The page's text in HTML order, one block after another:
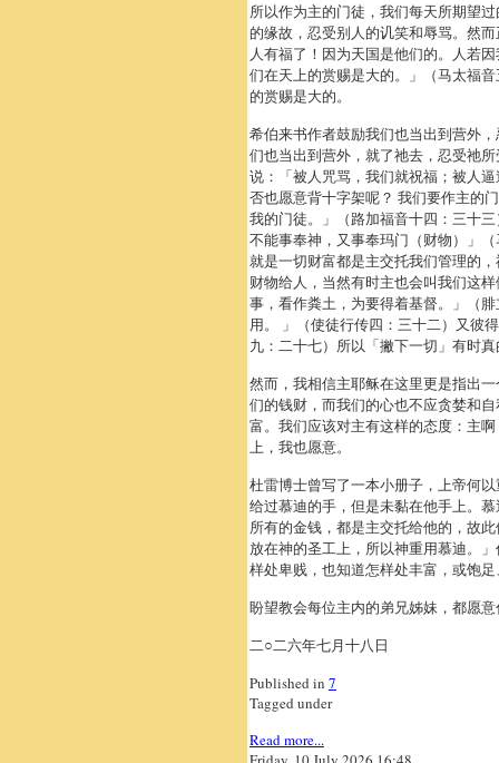
所以作为主的门徒，我们每天所期望
的缘故，忍受别人的讥笑和辱骂。然
人有福了！因为天国是他们的。人若
们在天上的赏赐是大的。」（马太福
的赏赐是大的。
希伯来书作者鼓励我们也当出到营外
们也当出到营外，就了祂去，忍受祂
说：「被人咒骂，我们就祝福；被人
否也愿意背十字架呢？ 我们要作主的
我的门徒。」（路加福音十四：三十
不能事奉神，又事奉玛门（财物）」
就是一切财富都是主交托我们管理的
财物给人，当然有时主也会叫我们这
事，看作粪土，为要得着基督。」（
用。 」（使徒行传四：三十二）又彼
九：二十七）所以「撇下一切」有时
然而，我相信主耶稣在这里更是指出
们的钱财，而我们的心也不应贪婪和
富。我们应该对主有这样的态度：主
上，我也愿意。
杜雷博士曾写了一本小册子，上帝何
给过慕迪的手，但是未黏在他手上。
所有的金钱，都是主交托给他的，故
放在神的圣工上，所以神重用慕迪。
样处卑贱，也知道怎样处丰富，或饱
盼望教会每位主内的弟兄姊妹，都愿
二○二六年七月十八日
Published in 7
Tagged under
Read more...